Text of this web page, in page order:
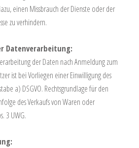
einen Missbrauch der Dienste oder der
zu verhindern.
Datenverarbeitung:
der Daten nach Anmeldung zum
ist bei Vorliegen einer Einwilligung des
a) DSGVO. Rechtsgrundlage für den
des Verkaufs von Waren oder
3 UWG.